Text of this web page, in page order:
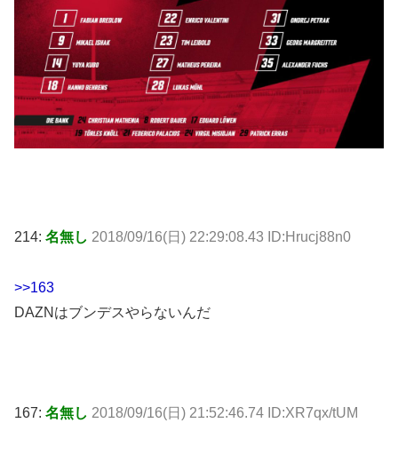
214: 名無し 2018/09/16(日) 22:29:08.43 ID:Hrucj88n0
>>163
DAZNはブンデスやらないんだ
167: 名無し 2018/09/16(日) 21:52:46.74 ID:XR7qx/tUM